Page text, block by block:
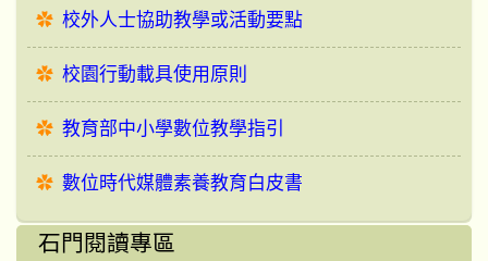
校外人士協助教學或活動要點
校園行動載具使用原則
教育部中小學數位教學指引
數位時代媒體素養教育白皮書
石門閱讀專區